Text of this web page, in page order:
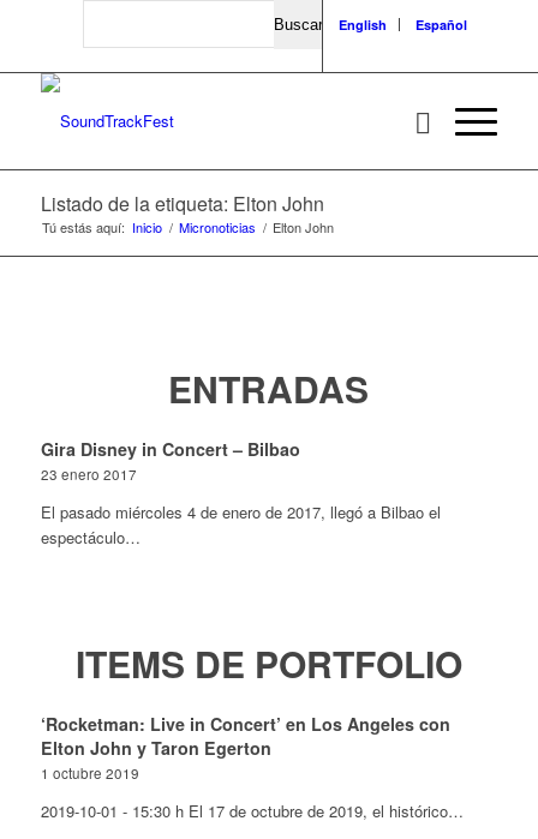
Search
English Español
Listado de la etiqueta: Elton John
Tú estás aquí: Inicio / Micronoticias / Elton John
ENTRADAS
Gira Disney in Concert – Bilbao
23 enero 2017
El pasado miércoles 4 de enero de 2017, llegó a Bilbao el
espectáculo…
ITEMS DE PORTFOLIO
‘Rocketman: Live in Concert’ en Los Angeles con
Elton John y Taron Egerton
1 octubre 2019
2019-10-01 - 15:30 h El 17 de octubre de 2019, el histórico…